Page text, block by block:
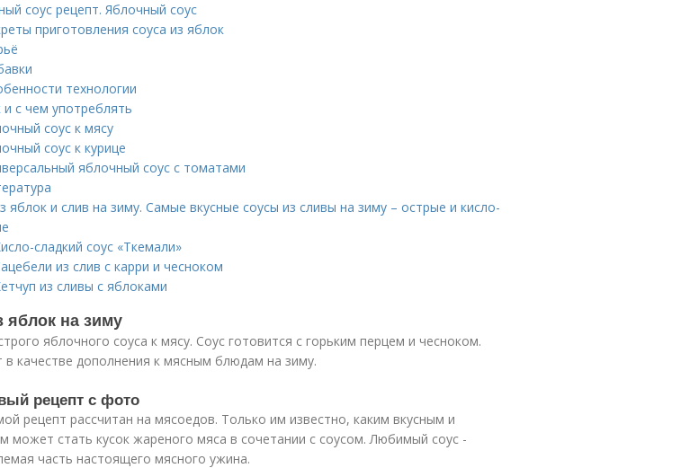
соус рецепт. Яблочный соус
приготовления соуса из яблок
технологии
и с чем употреблять
соус к мясу
соус к курице
яблочный соус с томатами
яблок и слив на зиму. Самые вкусные соусы из сливы на зиму – острые и кисло-
сладкий соус «Ткемали»
из слив с карри и чесноком
из сливы с яблоками
яблок на зиму
яблочного соуса к мясу. Соус готовится с горьким перцем и чесноком.
в качестве дополнения к мясным блюдам на зиму.
рецепт с фото
рецепт рассчитан на мясоедов. Только им известно, каким вкусным и
может стать кусок жареного мяса в сочетании с соусом. Любимый соус -
часть настоящего мясного ужина.